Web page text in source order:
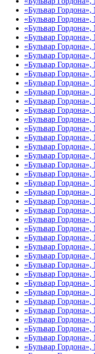
«Бульвар
«Бульвар
«Бульвар
«Бульвар
«Бульвар
«Бульвар
«Бульвар
«Бульвар
«Бульвар
«Бульвар
«Бульвар
«Бульвар
«Бульвар
«Бульвар
«Бульвар
«Бульвар
«Бульвар
«Бульвар
«Бульвар
«Бульвар
«Бульвар
«Бульвар
«Бульвар
«Бульвар
«Бульвар
«Бульвар
«Бульвар
«Бульвар
«Бульвар
«Бульвар
«Бульвар
«Бульвар
«Бульвар
«Бульвар
«Бульвар
«Бульвар
«Бульвар
«Бульвар